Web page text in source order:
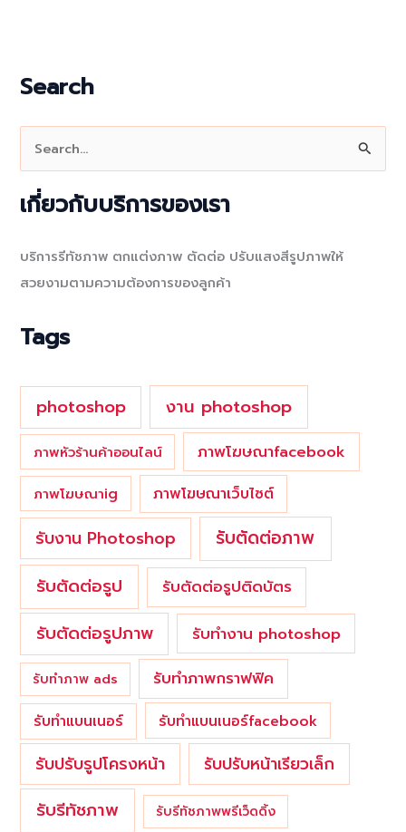
Search
r
เกี่ยวกับบริการของเรา
บริการรีทัชภาพ ตกแต่งภาพ ตัดต่อ ปรับแสงสีรูปภาพให้
สวยงามตามความต้องการของลูกค้า
Tags
photoshop งาน photoshop
ภาพหัวร้านค้าออนไลน์ ภาพโฆษณาfacebook
ภาพโฆษณาig ภาพโฆษณาเว็บไซต์
รับงาน Photoshop
รับตัดต่อภาพ
รับตัดต่อรูป
รับตัดต่อรูปติดบัตร
รับตัดต่อรูปภาพ รับทำงาน photoshop
รับทำภาพ ads รับทำภาพกราฟฟิค
รับทำแบนเนอร์ รับทำแบนเนอร์facebook
รับปรับรูปโครงหน้า รับปรับหน้าเรียวเล็ก
รับรีทัชภาพ รับรีทัชภาพพรีเว็ดดิ้ง